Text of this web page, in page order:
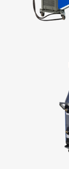
Postleitzahl *